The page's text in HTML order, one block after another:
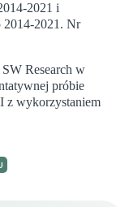
2021 i
2014-2021. Nr
Research w
próbie
z wykorzystaniem